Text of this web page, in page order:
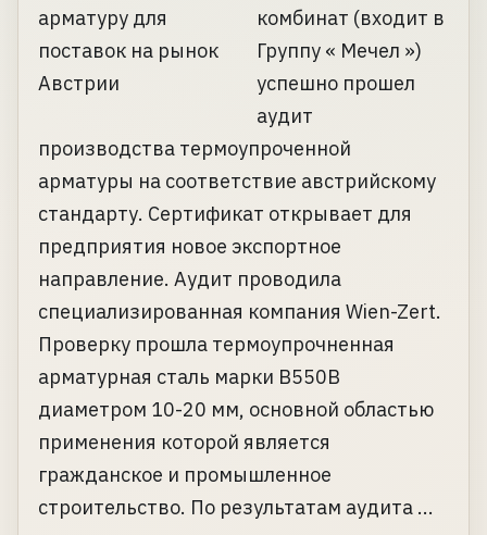
комбинат (входит в
Группу « Мечел »)
успешно прошел
аудит
производства термоупроченной
арматуры на соответствие австрийскому
стандарту. Сертификат открывает для
предприятия новое экспортное
направление. Аудит проводила
специализированная компания Wien-Zert.
Проверку прошла термоупрочненная
арматурная сталь марки В550В
диаметром 10-20 мм, основной областью
применения которой является
гражданское и промышленное
строительство. По результатам аудита ...